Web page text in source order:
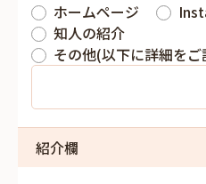
ホームページ
知人の紹介
その他(以下に詳細を
紹介欄